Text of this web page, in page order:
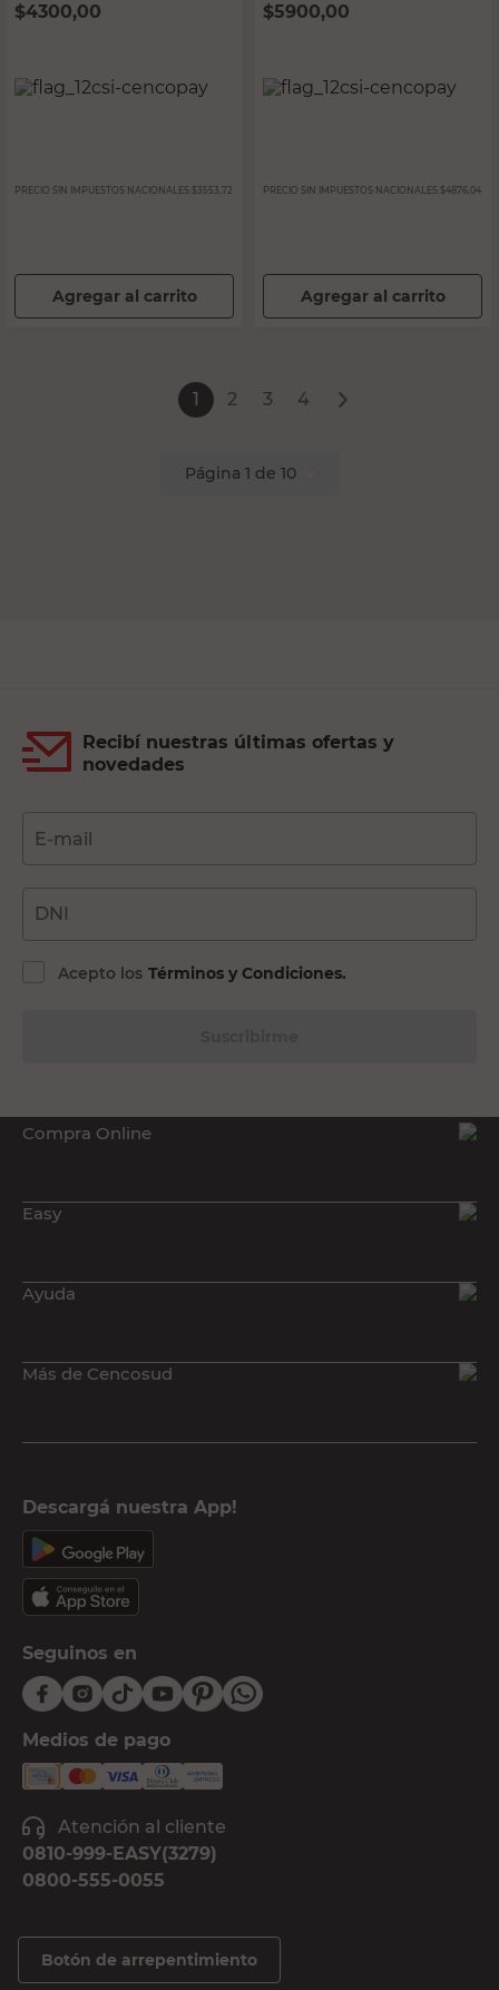
$4300,00
PRECIO SIN IMPUESTOS NACIONALES: $3553,72
Agregar al carrito
$5900,00
PRECIO SIN IMPUESTOS NACIONALES: $4876,04
Agregar al carrito
1 2 3 4
Página 1 de 10
Recibí nuestras últimas ofertas y
novedades
E-mail
DNI
Acepto los Términos y Condiciones.
Compra Online
Easy
Ayuda
Más de Cencosud
Descargá nuestra App!
Seguinos en
Medios de pago
Atención al cliente
0810-999-EASY(3279)
0800-555-0055
Botón de arrepentimiento